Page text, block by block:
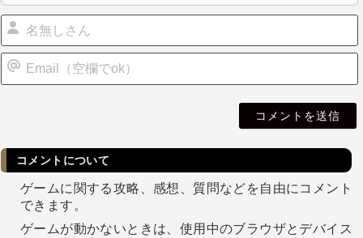
コメントについて
ゲームに関する攻略、感想、質問などを自由にコメント
できます。
ゲームが動かないときは、使用中のブラウザとデバイス